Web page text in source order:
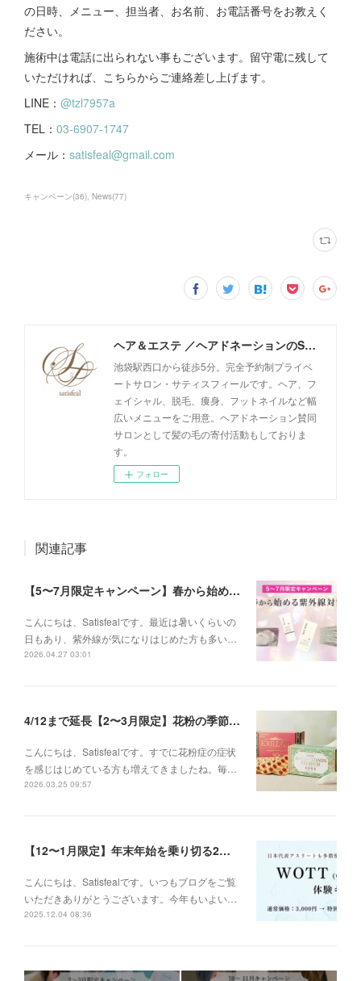
の日時、メニュー、担当者、お名前、お電話番号をお教えく
ださい。
施術中は電話に出られない事もございます。留守電に残して
いただければ、こちらからご連絡差し上げます。
LINE： @tzl7957a
TEL： 03-6907-1747
メール： satisfeal@gmail.com
キャンペーン(36) News(77)
ヘア＆エステ ／ヘアドネーションのSatisfeal
池袋駅西口から徒歩5分。完全予約制プライベ
ートサロン・サティスフィールです。ヘア、フ
ェイシャル、脱毛、痩身、フットネイルなど幅
広いメニューをご用意。ヘアドネーション賛同
サロンとして髪の毛の寄付活動もしておりま
す。
フォロー
関連記事
【5〜7月限定キャンペーン】春から始める紫外線対策
こんにちは、Satisfealです。最近は暑いくらいの
日もあり、紫外線が気になりはじめた方も多い…
2026.04.27 03:01
4/12まで延長【2〜3月限定】花粉の季節に、インナーケアセットキャンペーン
こんにちは、Satisfealです。すでに花粉症の症状
を感じはじめている方も増えてきましたね。毎…
2026.03.25 09:57
【12〜1月限定】年末年始を乗り切る2大キャンペーン
こんにちは、Satisfealです。いつもブログをご覧
いただきありがとうございます。今年もいよい…
2025.12.04 08:36